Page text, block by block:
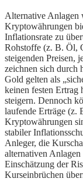
Alternative Anlagen
Kryptowährungen
Inflationsrate zu
Rohstoffe (z. B. Öl,
steigenden Preisen,
zeichnen sich durch
Gold gelten als
keinen festen Ertrag
steigern. Dennoch
laufende Erträge (z.
Kryptowährungen
stabiler
Anleger, die
alternativen
Einschätzung der
Kurseinbrüchen